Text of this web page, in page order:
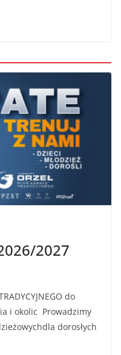
2027
do
i okolic Prowadzimy
dorosłych